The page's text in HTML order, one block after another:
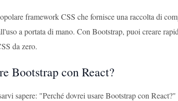
framework CSS che fornisce una raccolta di
a portata di mano. Con Bootstrap, puoi creare
da zero.
Bootstrap con React?
sapere: "Perché dovrei usare Bootstrap con